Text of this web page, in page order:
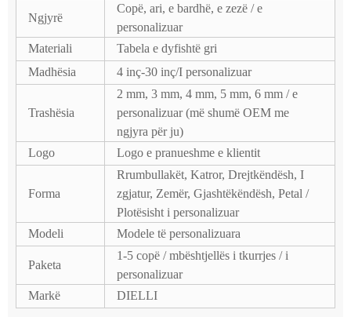
Ngjyrë
Copë, ari, e bardhë, e zezë / e
personalizuar
Materiali
Tabela e dyfishtë gri
Madhësia
4 inç-30 inç/I personalizuar
Trashësia
2 mm, 3 mm, 4 mm, 5 mm, 6 mm / e
personalizuar (më shumë OEM me
ngjyra për ju)
Logo
Logo e pranueshme e klientit
Forma
Rrumbullakët, Katror, ​​Drejtkëndësh, I
zgjatur, Zemër, Gjashtëkëndësh, Petal /
Plotësisht i personalizuar
Modeli
Modele të personalizuara
Paketa
1-5 copë / mbështjellës i tkurrjes / i
personalizuar
Markë
DIELLI